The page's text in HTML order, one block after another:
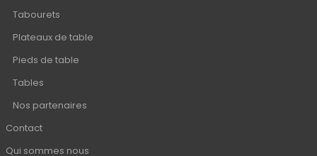
Tabourets
Plateaux de table
Pieds de table
Tables
Nos partenaires
Contact
Qui sommes nous